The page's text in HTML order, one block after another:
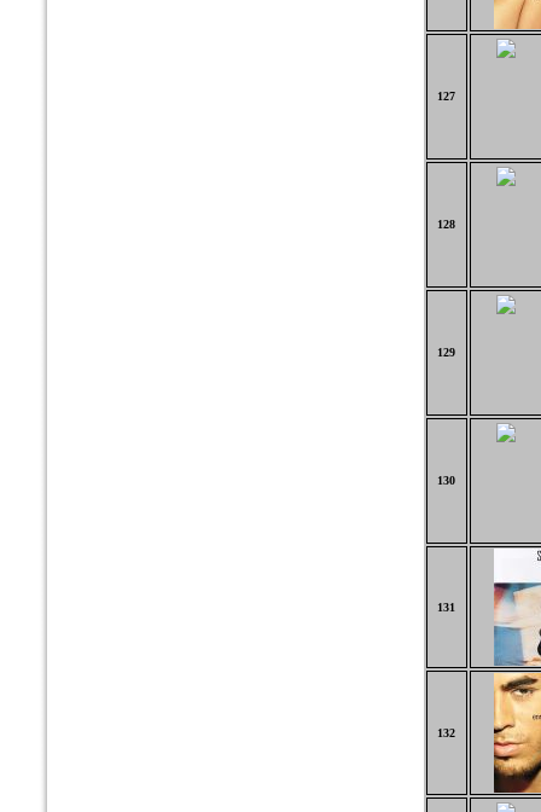
127
128
129
130
131
132